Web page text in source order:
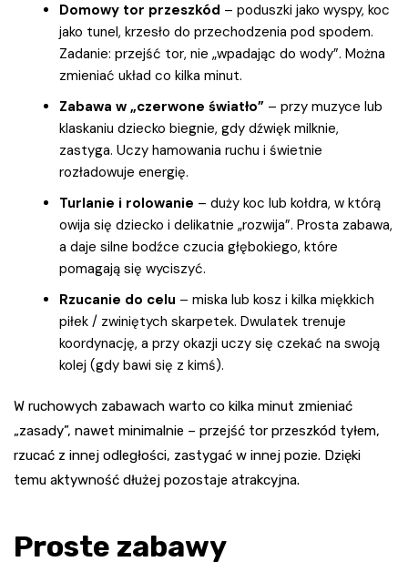
Domowy tor przeszkód – poduszki jako wyspy, koc
jako tunel, krzesło do przechodzenia pod spodem.
Zadanie: przejść tor, nie „wpadając do wody”. Można
zmieniać układ co kilka minut.
Zabawa w „czerwone światło” – przy muzyce lub
klaskaniu dziecko biegnie, gdy dźwięk milknie,
zastyga. Uczy hamowania ruchu i świetnie
rozładowuje energię.
Turlanie i rolowanie – duży koc lub kołdra, w którą
owija się dziecko i delikatnie „rozwija”. Prosta zabawa,
a daje silne bodźce czucia głębokiego, które
pomagają się wyciszyć.
Rzucanie do celu – miska lub kosz i kilka miękkich
piłek / zwiniętych skarpetek. Dwulatek trenuje
koordynację, a przy okazji uczy się czekać na swoją
kolej (gdy bawi się z kimś).
W ruchowych zabawach warto co kilka minut zmieniać
„zasady”, nawet minimalnie – przejść tor przeszkód tyłem,
rzucać z innej odległości, zastygać w innej pozie. Dzięki
temu aktywność dłużej pozostaje atrakcyjna.
Proste zabawy